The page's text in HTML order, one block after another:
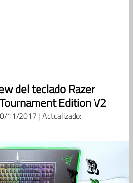
del teclado Razer
Edition V2
11/2017 | Actualizado: